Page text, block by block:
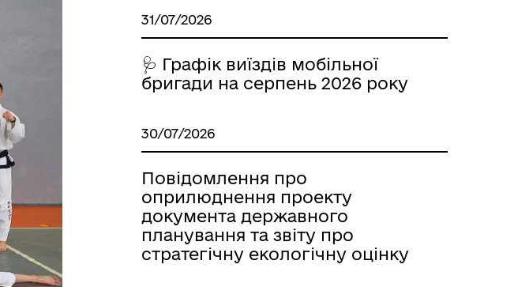
Тендерні закупівлі
31/07/2026
🩺 Графік виїздів мобільної
бригади на серпень 2026 року
30/07/2026
Повідомлення про
оприлюднення проекту
документа державного
планування та звіту про
стратегічну екологічну оцінку